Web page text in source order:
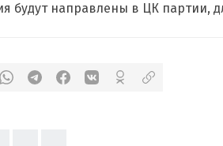
будут направлены в ЦК